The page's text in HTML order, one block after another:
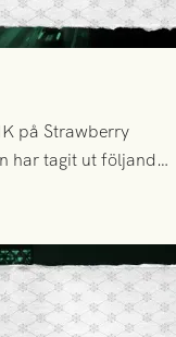
på Strawberry
har tagit ut följande